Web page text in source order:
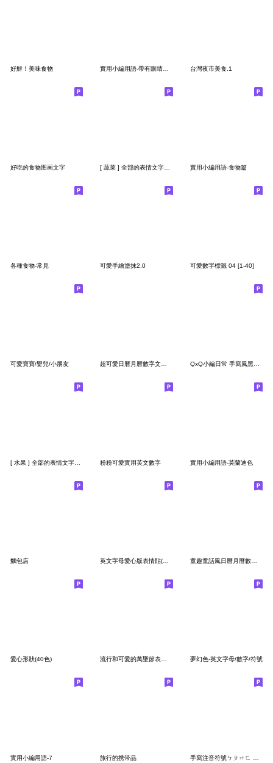
好鮮！美味食物 實用小編用語-帶有眼睛的字母數字 台灣夜市美食.1
好吃的食物图画文字 實用小編用語-食物篇
各種食物-常見 可愛手繪塗抹2.0 可愛數字標籤 04 [1-40]
可愛寶寶/嬰兒/小朋友 超可愛日曆月曆數字文字貼 QxQ小編日常 手寫風黑色數字英文字母表情貼
粉粉可愛實用英文數字 實用小編用語-莫蘭迪色
麵包店 童趣童話風日曆月曆數字文字貼
愛心形狀(40色) 流行和可愛的萬聖節表情符號 夢幻色-英文字母/數字/符號
實用小編用語-7 旅行的携带品